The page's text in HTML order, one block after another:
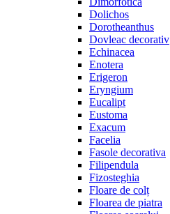
Dolichos
Dorotheanthus
Dovleac decorativ
Echinacea
Enotera
Erigeron
Eryngium
Eucalipt
Eustoma
Exacum
Facelia
Fasole decorativa
Filipendula
Fizosteghia
Floare de colț
Floarea de piatra